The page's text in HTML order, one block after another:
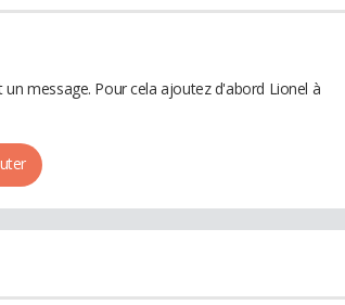
message. Pour cela ajoutez d'abord Lionel à